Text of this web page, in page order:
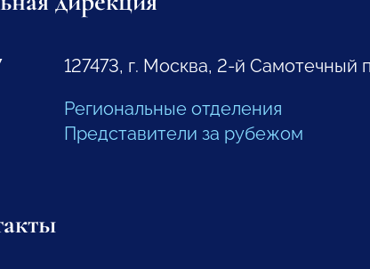
127473, г. Москва, 2-й Самотечный
Региональные отделения
Представители за рубежом